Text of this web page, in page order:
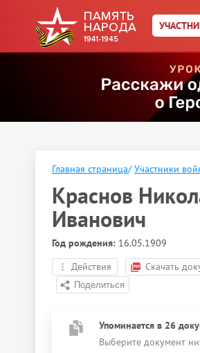
Главная страница/ Участники
Краснов
Иванович
Год рождения: 16.05.1909
Действия
Скачать
Упоминается в 26
Выберите документ